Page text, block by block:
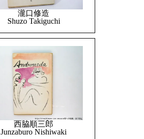
瀧口修造
Shuzo Takiguchi
西脇順三郎
Junzaburo Nishiwaki